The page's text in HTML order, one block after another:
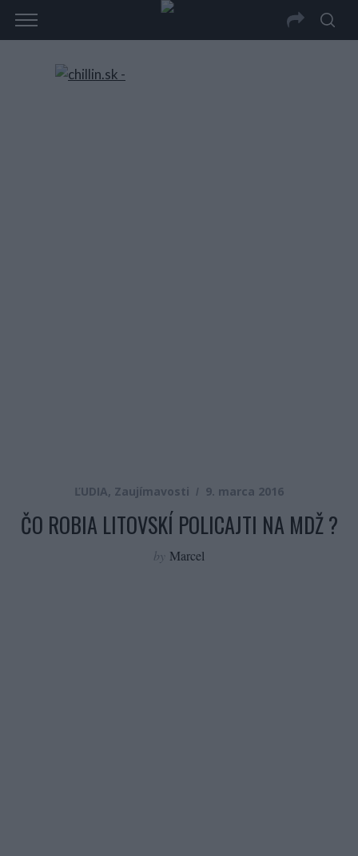
ĽUDIA, Zaujímavosti 9. marca 2016
ČO ROBIA LITOVSKÍ POLICAJTI NA MDŽ ?
by Marcel